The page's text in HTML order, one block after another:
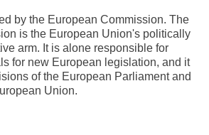
by the European Commission. The
is the European Union's politically
arm. It is alone responsible for
for new European legislation, and it
of the European Parliament and
Union.